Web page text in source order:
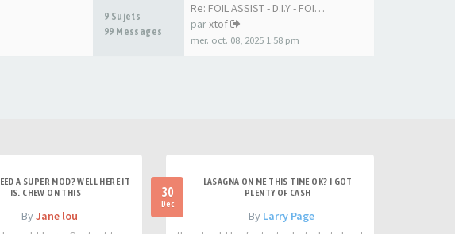
9 Sujets
99 Messages
Re: FOIL ASSIST - D.I.Y - FOI…
parxtof
mer. oct. 08, 2025 1:58 pm
A SUPER MOD? WELL HERE IT
IS. CHEW ON THIS
- By Jane lou
30
Dec
LASAGNA ON ME THIS TIME OK? I GOT
PLENTY OF CASH
- By Larry Page